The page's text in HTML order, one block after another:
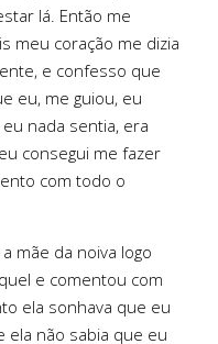
lá. Então me
meu coração me dizia
e confesso que
eu, me guiou, eu
nada sentia, era
consegui me fazer
com todo o
mãe da noiva logo
e comentou com
ela sonhava que eu
ela não sabia que eu